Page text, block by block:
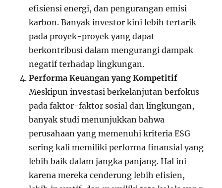
efisiensi energi, dan pengurangan emisi
karbon. Banyak investor kini lebih tertarik
pada proyek-proyek yang dapat
berkontribusi dalam mengurangi dampak
negatif terhadap lingkungan.
Performa Keuangan yang Kompetitif
Meskipun investasi berkelanjutan berfokus
pada faktor-faktor sosial dan lingkungan,
banyak studi menunjukkan bahwa
perusahaan yang memenuhi kriteria ESG
sering kali memiliki performa finansial yang
lebih baik dalam jangka panjang. Hal ini
karena mereka cenderung lebih efisien,